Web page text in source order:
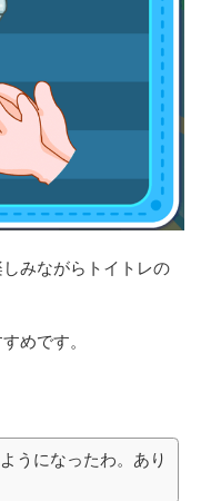
みながらトイトレの
めです。
うになったわ。あり